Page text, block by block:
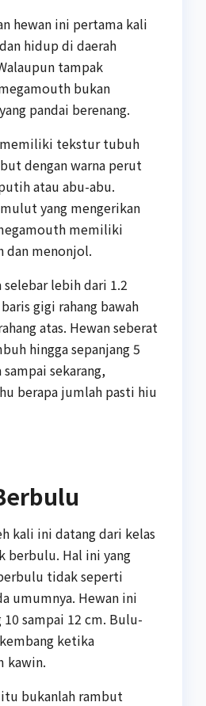
hewan ini pertama kali
hidup di daerah
tampak
bukan
pandai berenang.
tekstur tubuh
dengan warna perut
atau abu-abu.
yang mengerikan
memiliki
dan menonjol.
lebih dari 1.2
gigi rahang bawah
atas. Hewan seberat
hingga sepanjang 5
sekarang,
berapa jumlah pasti hiu
kali ini datang dari kelas
berbulu. Hal ini yang
tidak seperti
umumnya. Hewan ini
sampai 12 cm. Bulu-
ketika
kawin.
bukanlah rambut